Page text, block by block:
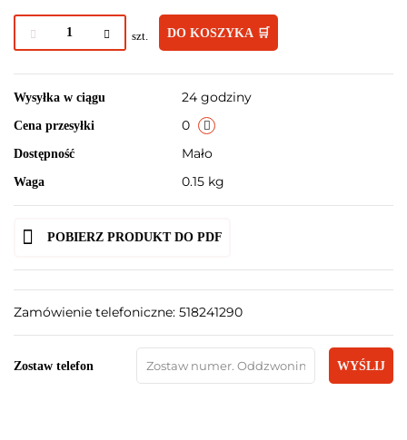
szt. DO KOSZYKA 🛒
Wysyłka w ciągu 24 godziny
Cena przesyłki 0
Dostępność Mało
Waga 0.15 kg
POBIERZ PRODUKT DO PDF
Zamówienie telefoniczne: 518241290
Zostaw telefon WYŚLIJ